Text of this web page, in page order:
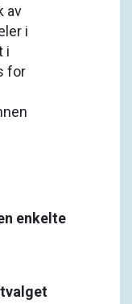
av
i
i
for
enkelte